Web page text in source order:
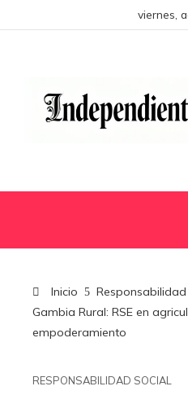
viernes,
Inicio
Gambia Rural: RSE en
empoderamiento
RESPONSABILIDAD SOCIAL